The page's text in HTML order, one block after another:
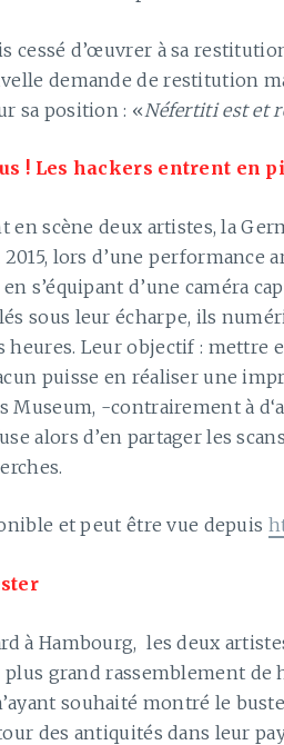
cessé d’œuvrer à sa
demande de restitution
sa position : «Néfertiti est et
! Les hackers entrent en
en scène deux artistes, la
lors d’une
s’équipant d’une caméra
sous leur écharpe, ils
Leur objectif : mettre
puisse en réaliser une
Museum, -contrairement à
alors d’en partager les
et peut être vue depuis
à Hambourg, les deux
grand rassemblement de
souhaité montré le
des antiquités dans leur